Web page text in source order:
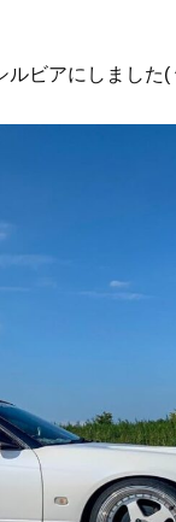
ルビアにしました